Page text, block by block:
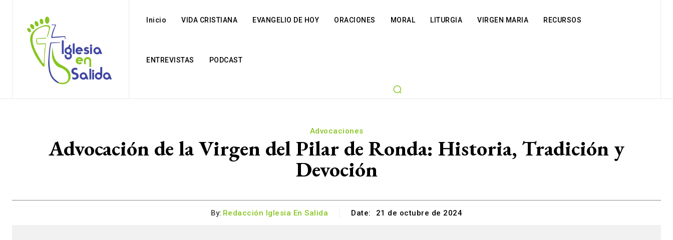
Inicio VIDA CRISTIANA EVANGELIO DE HOY ORACIONES MORAL LITURGIA VIRGEN MARIA RECURSOS
ENTREVISTAS PODCAST
Advocaciones
Advocación de la Virgen del Pilar de Ronda: Historia, Tradición y
Devoción
By: Redacción Iglesia En Salida Date: 21 de octubre de 2024